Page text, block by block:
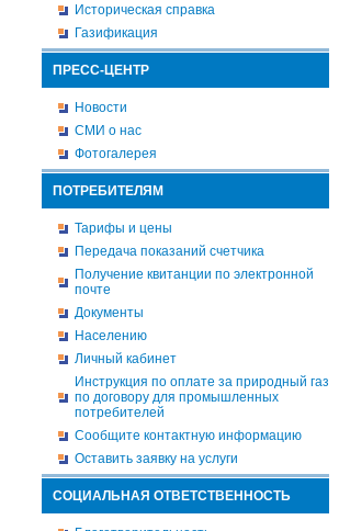
Историческая справка
Газификация
ПРЕСС-ЦЕНТР
Новости
СМИ о нас
Фотогалерея
ПОТРЕБИТЕЛЯМ
Тарифы и цены
Передача показаний счетчика
Получение квитанции по электронной
почте
Документы
Населению
Личный кабинет
Инструкция по оплате за природный газ
по договору для промышленных
потребителей
Сообщите контактную информацию
Оставить заявку на услуги
СОЦИАЛЬНАЯ ОТВЕТСТВЕННОСТЬ